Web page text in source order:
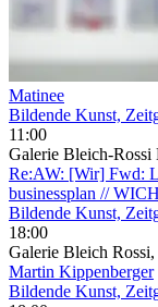
Matinee
Bildende Kunst,
11:00
Galerie Bleich-Rossi
Re:AW: [Wir] Fwd:
businessplan //
Bildende Kunst,
18:00
Galerie Bleich
Martin Kippenberger
Bildende Kunst,